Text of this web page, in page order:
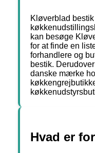
Kløverblad
kan besøge
for at finde en
forhandlere og
bestik.
danske mærke
Hvad er